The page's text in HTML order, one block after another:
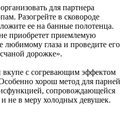
для партнера
Разогрейте в сковороде
ее на банные полотенца.
приобретет приемлемую
любимому глаза и проведите его
дорожке».
вкупе с согревающим эффектом
хорош метод для парней
сопровождающейся
не в меру холодных девушек.